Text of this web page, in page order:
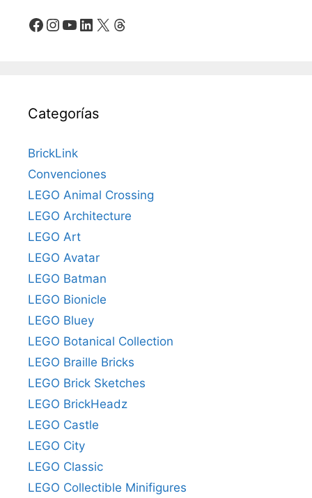
Facebook
Instagram
YouTube
LinkedIn
X Threads
Categorías
BrickLink
Convenciones
LEGO Animal Crossing
LEGO Architecture
LEGO Art
LEGO Avatar
LEGO Batman
LEGO Bionicle
LEGO Bluey
LEGO Botanical Collection
LEGO Braille Bricks
LEGO Brick Sketches
LEGO BrickHeadz
LEGO Castle
LEGO City
LEGO Classic
LEGO Collectible Minifigures